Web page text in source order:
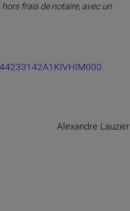
frais de notaire, avec un
Alexandre Lauzier